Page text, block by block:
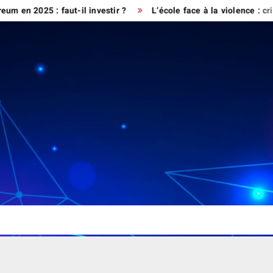
: faut-il investir ? L’école face à la violence : crise de